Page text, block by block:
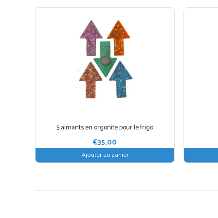
5 aimants en orgonite pour le frigo
€35,00
Ajouter au panier